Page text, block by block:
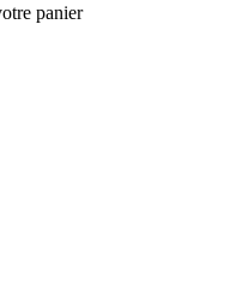
panier